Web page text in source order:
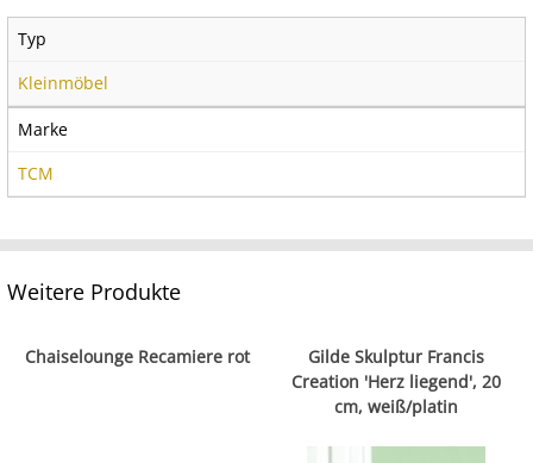
Typ
Kleinmöbel
Marke
TCM
Weitere Produkte
Chaiselounge Recamiere rot
Gilde Skulptur Francis
Creation 'Herz liegend', 20
cm, weiß/platin